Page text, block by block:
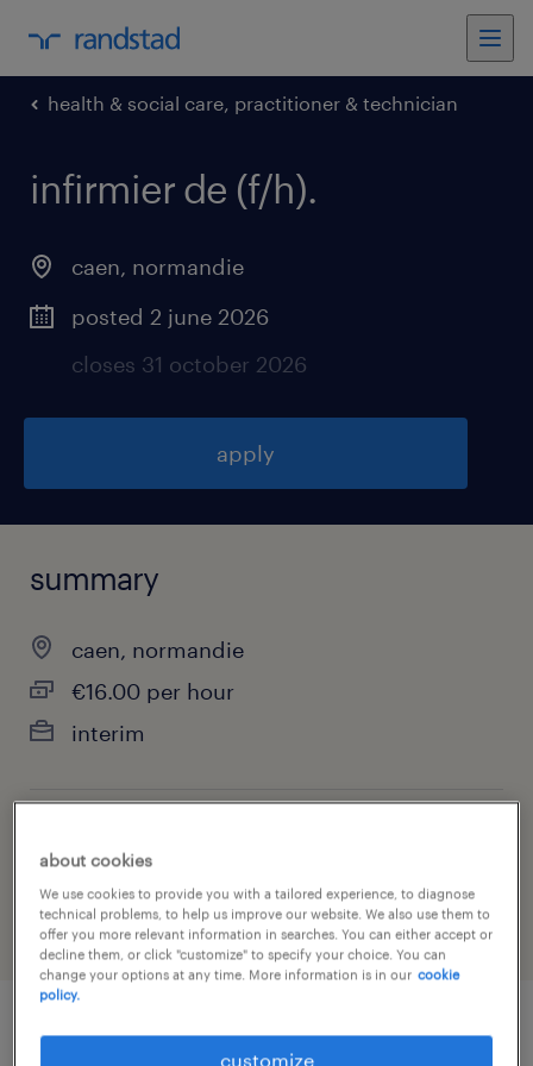
health & social care, practitioner & technician
infirmier de (f/h).
caen, normandie
posted 2 june 2026
closes 31 october 2026
apply
summary
caen, normandie
€16.00 per hour
interim
about cookies
We use cookies to provide you with a tailored experience, to diagnose
technical problems, to help us improve our website. We also use them to
offer you more relevant information in searches. You can either accept or
decline them, or click "customize" to specify your choice. You can
change your options at any time. More information is in our cookie
policy.
customize